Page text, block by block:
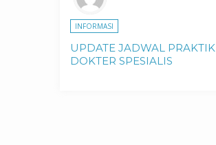
INFORMASI
UPDATE JADWAL PRAKTIK
DOKTER SPESIALIS